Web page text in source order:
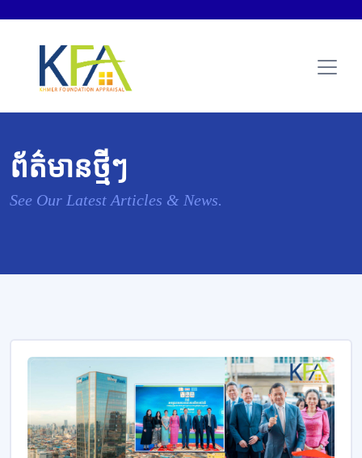
ព័ត៌មានថ្មីៗ
See Our Latest Articles & News.